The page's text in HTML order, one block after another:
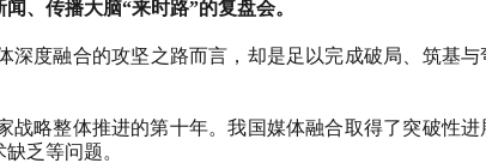
、传播大脑“来时路”的复盘会。
度融合的攻坚之路而言，却是足以完成破局、筑基与
战略整体推进的第十年。我国媒体融合取得了突破性进
乏等问题。